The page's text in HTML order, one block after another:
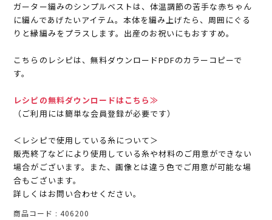
ガーター編みのシンプルベストは、体温調節の苦手な赤ちゃん
に編んであげたいアイテム。本体を編み上げたら、周囲にぐる
りと縁編みをプラスします。出産のお祝いにもおすすめ。
こちらのレシピは、無料ダウンロードPDFのカラーコピーで
す。
レシピの無料ダウンロードはこちら≫
（ご利用には簡単な会員登録が必要です）
＜レシピで使用している糸について＞
販売終了などにより使用している糸や材料のご用意ができない
場合がございます。また、画像とは違う色でご用意が可能な場
合もございます。
詳しくはお問い合わせください。
商品コード 406200